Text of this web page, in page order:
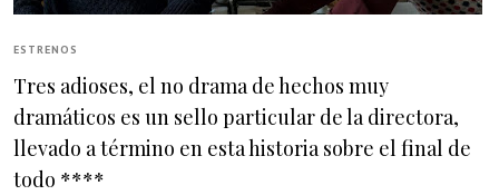
ESTRENOS
Tres adioses, el no drama de hechos muy
dramáticos es un sello particular de la directora,
llevado a término en esta historia sobre el final de
todo ****